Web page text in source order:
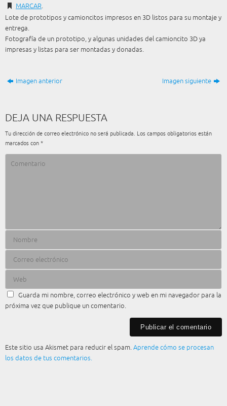
MARCAR.
Lote de prototipos y camioncitos impresos en 3D listos para su montaje y
entrega.
Fotografía de un prototipo, y algunas unidades del camioncito 3D ya
impresas y listas para ser montadas y donadas.
Imagen anterior Imagen siguiente
DEJA UNA RESPUESTA
Tu dirección de correo electrónico no será publicada. Los campos obligatorios están
marcados con *
Guarda mi nombre, correo electrónico y web en mi navegador para la
próxima vez que publique un comentario.
Este sitio usa Akismet para reducir el spam.Aprende cómo se procesan
los datos de tus comentarios.